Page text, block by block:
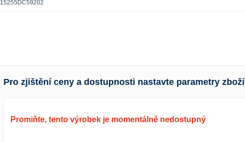
15255DC59202
Pro zjištění ceny a dostupnosti nastavte parametry zboží
Promiňte, tento výrobek je momentálně nedostupný